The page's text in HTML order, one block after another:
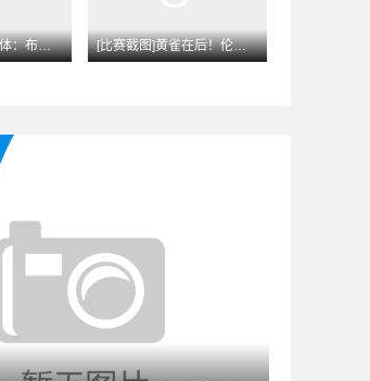
[体育世界]灰熊媒体：布泽尔证明了自己的优秀和潜能 其夏联表 [比赛截图]黄雀在后！伦德博格奋力追防 起飞送马农遮天大帽